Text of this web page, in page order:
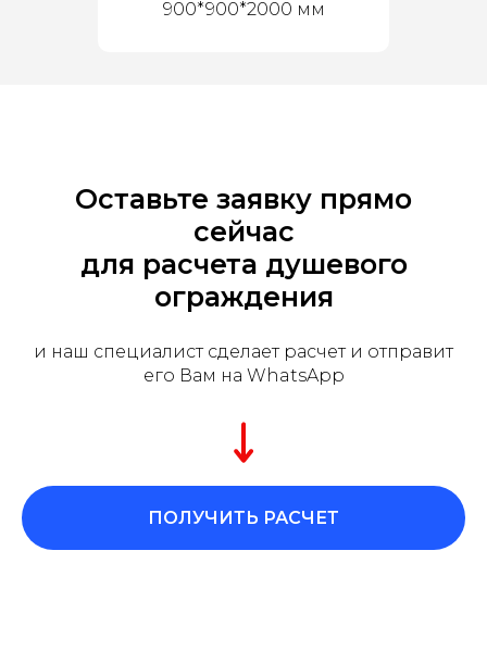
900*900*2000 мм
Оставьте заявку прямо
сейчас
для расчета душевого
ограждения
и наш специалист сделает расчет и отправит
его Вам на WhatsApp
ПОЛУЧИТЬ РАСЧЕТ